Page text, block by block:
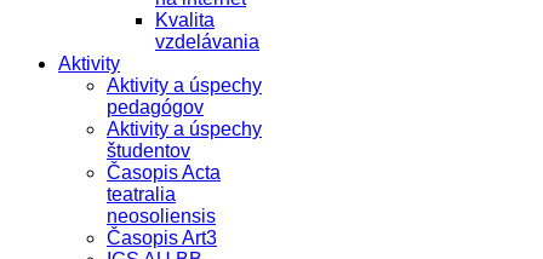
Kvalita
vzdelávania
Aktivity
Aktivity a úspechy
pedagógov
Aktivity a úspechy
študentov
Časopis Acta
teatralia
neosoliensis
Časopis Art3